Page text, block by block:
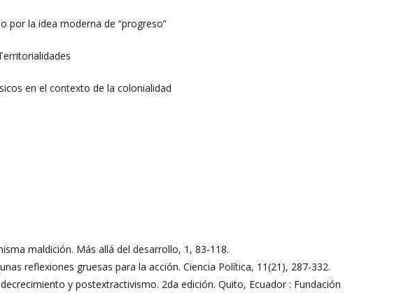
por la idea moderna de “progreso”
en el contexto de la colonialidad
maldición. Más allá del desarrollo, 1, 83-118.
reflexiones gruesas para la acción. Ciencia Política, 11(21), 287-332.
y postextractivismo. 2da edición. Quito, Ecuador : Fundación